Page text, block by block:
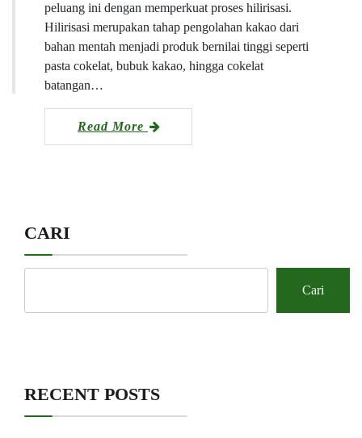
peluang ini dengan memperkuat proses hilirisasi.
Hilirisasi merupakan tahap pengolahan kakao dari
bahan mentah menjadi produk bernilai tinggi seperti
pasta cokelat, bubuk kakao, hingga cokelat
batangan…
Read More
CARI
Cari
RECENT POSTS